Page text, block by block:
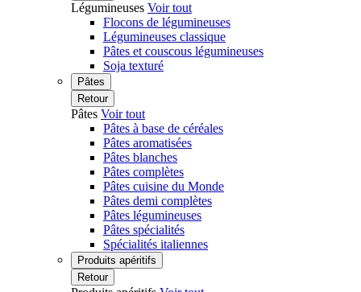
Légumineuses Voir tout
Flocons de légumineuses
Légumineuses classique
Pâtes et couscous légumineuses
Soja texturé
Pâtes
Retour
Pâtes Voir tout
Pâtes à base de céréales
Pâtes aromatisées
Pâtes blanches
Pâtes complètes
Pâtes cuisine du Monde
Pâtes demi complètes
Pâtes légumineuses
Pâtes spécialités
Spécialités italiennes
Produits apéritifs
Retour